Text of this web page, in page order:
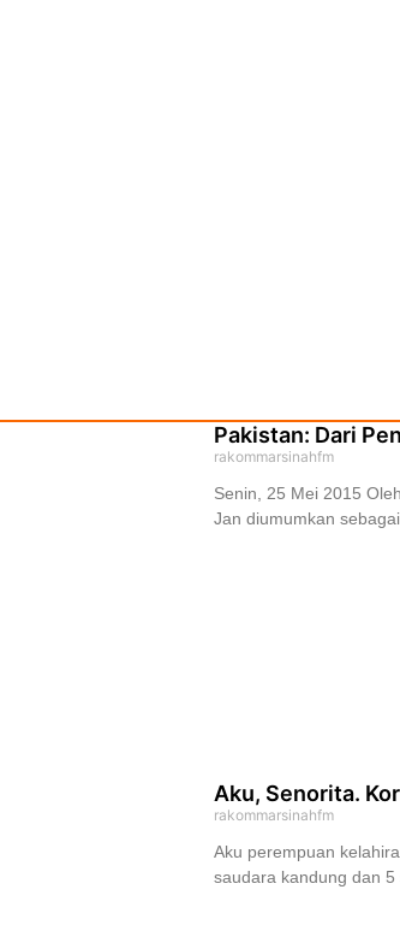
Pakistan: Dari
rakommarsinahfm
Senin, 25 Mei 2015
Jan diumumkan
Aku, Senorita.
rakommarsinahfm
Aku perempuan
saudara kandung dan 5